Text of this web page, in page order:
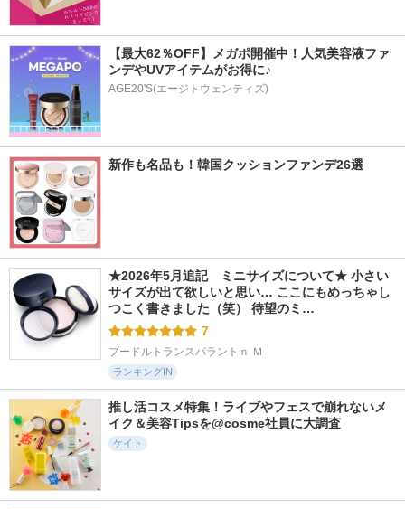
【最大62％OFF】メガポ開催中！人気美容液ファ
ンデやUVアイテムがお得に♪
AGE20'S(エージトウェンティズ)
新作も名品も！韓国クッションファンデ26選
★2026年5月追記　ミニサイズについて★ 小さい
サイズが出て欲しいと思い… ここにもめっちゃし
つこく書きました（笑） 待望のミ…
7
プードルトランスパラントｎ Ｍ
ランキングIN
推し活コスメ特集！ライブやフェスで崩れないメ
イク＆美容Tipsを@cosme社員に大調査
ケイト